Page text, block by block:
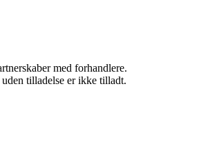
med forhandlere.
tilladelse er ikke tilladt.